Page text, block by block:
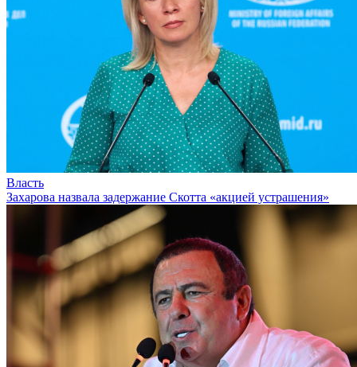
Власть
Захарова назвала задержание Скотта «акцией устрашения»